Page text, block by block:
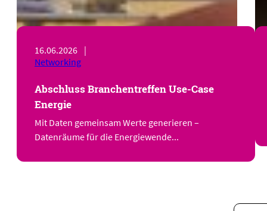
16.06.2026 |
Networking
Abschluss Branchentreffen Use-Case
Energie
Mit Daten gemeinsam Werte generieren –
Datenräume für die Energiewende...